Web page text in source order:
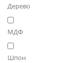
Дерево
МДФ
Шпон